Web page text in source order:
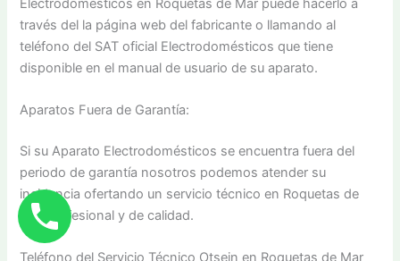
Electrodomésticos en Roquetas de Mar puede hacerlo a
través del la página web del fabricante o llamando al
teléfono del SAT oficial Electrodomésticos que tiene
disponible en el manual de usuario de su aparato.
Aparatos Fuera de Garantía:
Si su Aparato Electrodomésticos se encuentra fuera del
periodo de garantía nosotros podemos atender su
incidencia ofertando un servicio técnico en Roquetas de
Mar profesional y de calidad.
Teléfono del Servicio Técnico Otsein en Roquetas de Mar